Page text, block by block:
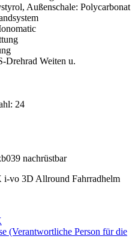
Außenschale: Polycarbonat
Drehrad Weiten u.
24
nachrüstbar
vo 3D Allround Fahrradhelm
(Verantwortliche Person für die